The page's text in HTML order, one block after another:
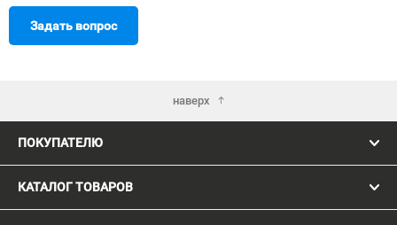
Задать вопрос
наверх
ПОКУПАТЕЛЮ
КАТАЛОГ ТОВАРОВ